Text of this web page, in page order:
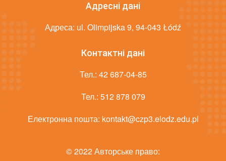
Адресні дані
Адреса: ul. Olimpijska 9, 94-043 Łódź
Контактні дані
Тел.: 42 687-04-85
Тел.: 512 878 079
Електронна пошта: kontakt@czp3.elodz.edu.pl
© 2022 Авторське право: